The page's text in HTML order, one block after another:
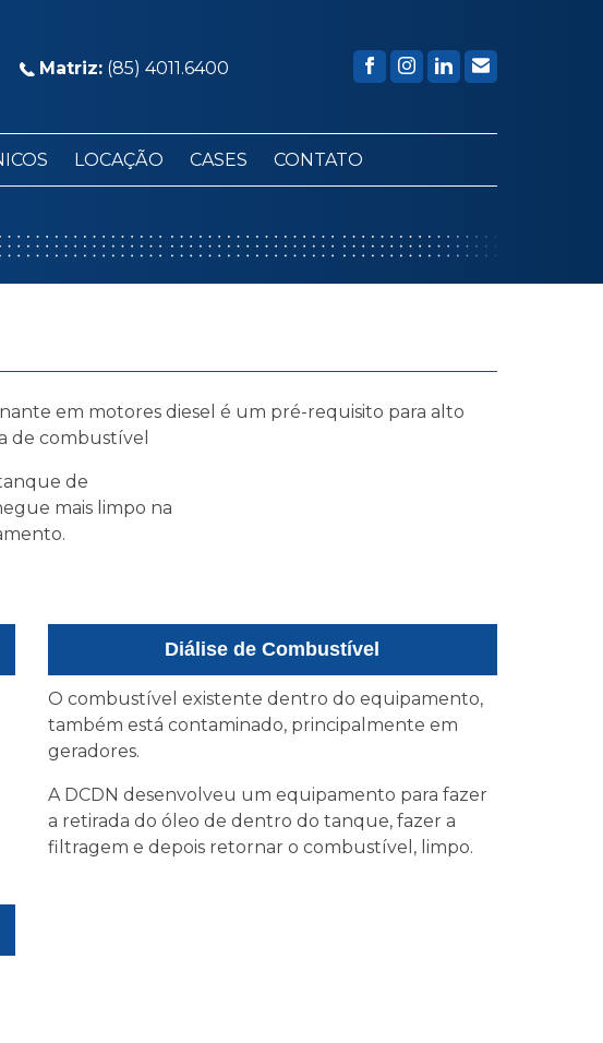
Matriz: (85) 4011.6400
LOCAÇÃO CASES CONTATO
em motores diesel é um pré-requisito para alto
de combustível
de
mais limpo na
Diálise de Combustível
O combustível existente dentro do equipamento,
também está contaminado, principalmente em
geradores.
A DCDN desenvolveu um equipamento para fazer
a retirada do óleo de dentro do tanque, fazer a
filtragem e depois retornar o combustível, limpo.